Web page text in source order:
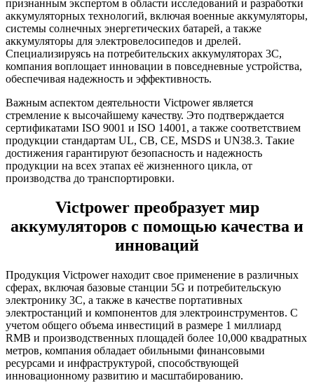
признанным экспертом в области исследований и разработки
аккумуляторных технологий, включая военные аккумуляторы,
системы солнечных энергетических батарей, а также
аккумуляторы для электровелосипедов и дрелей.
Специализируясь на потребительских аккумуляторах 3C,
компания воплощает инновации в повседневные устройства,
обеспечивая надежность и эффективность.
Важным аспектом деятельности Victpower является
стремление к высочайшему качеству. Это подтверждается
сертификатами ISO 9001 и ISO 14001, а также соответствием
продукции стандартам UL, CB, CE, MSDS и UN38.3. Такие
достижения гарантируют безопасность и надежность
продукции на всех этапах её жизненного цикла, от
производства до транспортировки.
Victpower преобразует мир
аккумуляторов с помощью качества и
инноваций
Продукция Victpower находит свое применение в различных
сферах, включая базовые станции 5G и потребительскую
электронику 3C, а также в качестве портативных
электростанций и компонентов для электроинструментов. С
учетом общего объема инвестиций в размере 1 миллиард
RMB и производственных площадей более 10,000 квадратных
метров, компания обладает обильными финансовыми
ресурсами и инфраструктурой, способствующей
инновационному развитию и масштабированию.